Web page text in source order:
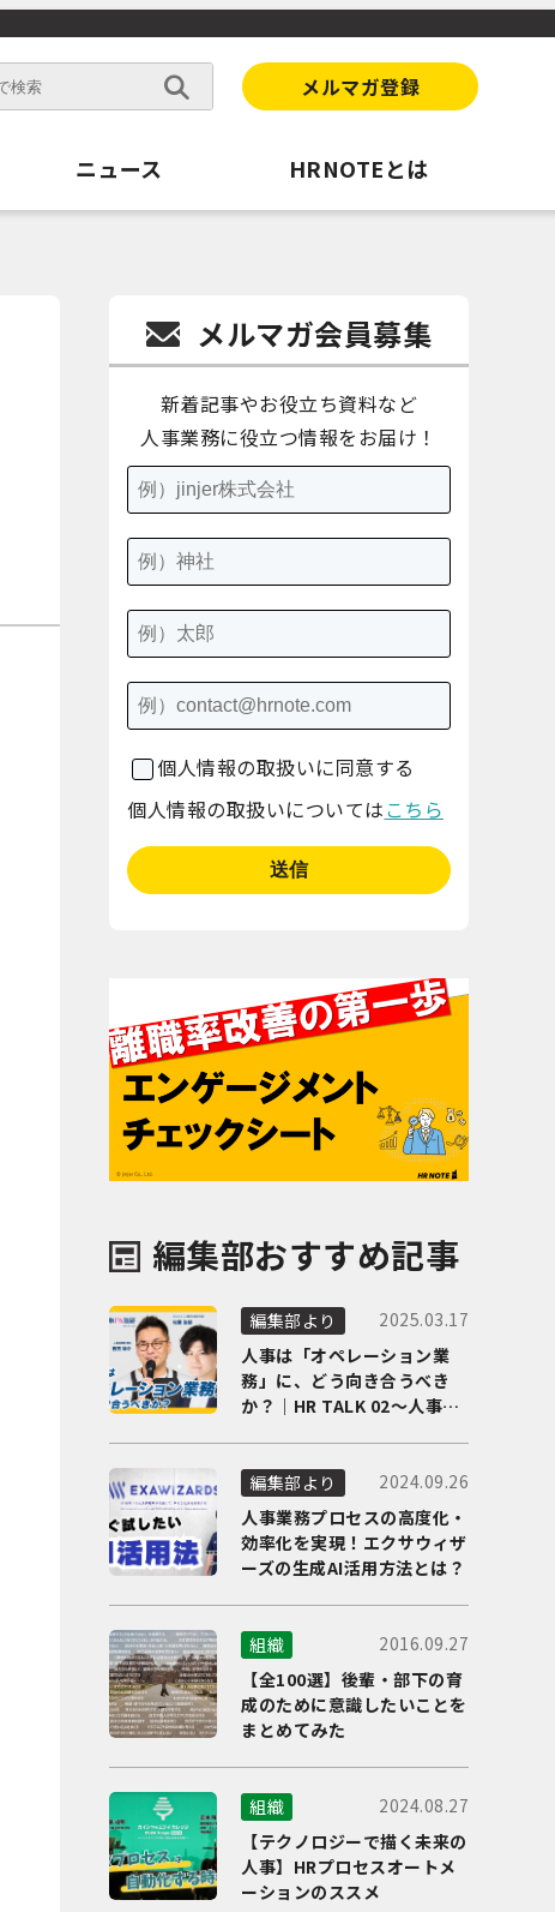
メルマガ登録
ニュース HRNOTEとは
メルマガ会員募集
新着記事やお役立ち資料など
人事業務に役立つ情報をお届け！
個人情報の取扱いに同意する
個人情報の取扱いについては こちら
編集部おすすめ記事
編集部より
2025.03.17
人事は「オペレーション業
務」に、どう向き合うべき
か？｜HR TALK 02～人事DX
編集部より
2024.09.26
人事業務プロセスの高度化・
効率化を実現！エクサウィザ
ーズの生成AI活用方法とは？
組織
2016.09.27
【全100選】後輩・部下の育
成のために意識したいことを
まとめてみた
組織
2024.08.27
【テクノロジーで描く未来の
人事】HRプロセスオートメ
ーションのススメ